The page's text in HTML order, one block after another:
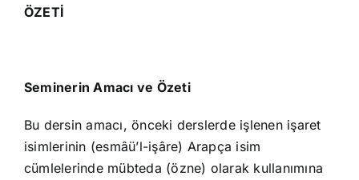
İletişim
ÖZETİ
Seminerin Amacı ve Özeti
Bu dersin amacı, önceki derslerde işlenen işaret
isimlerinin (esmâü’l-işâre) Arapça isim
cümlelerinde mübteda (özne) olarak kullanımına